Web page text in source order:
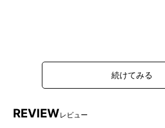
REVIEWレビュー